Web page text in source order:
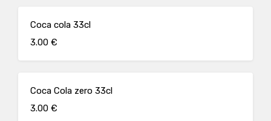
Coca cola 33cl
3.00 €
Coca Cola zero 33cl
3.00 €